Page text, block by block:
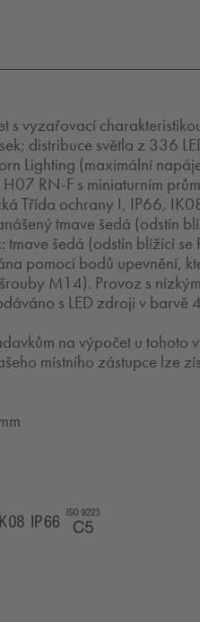
s vyzařovací
distribuce světla z 336
Lighting (maximální
RN-F s miniaturním
Třída ochrany I, IP66,
tmave šedá (odstín
šedá (odstín blížící
pomocí bodů upevnění,
M14). Provoz s
s LED zdroji v barvě
na výpočet u tohoto
místního zástupce lze